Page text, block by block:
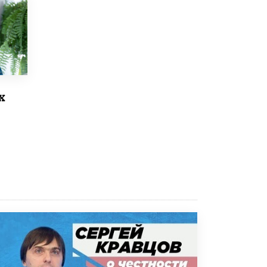
«Сколково» и ГК «Просвещение»
анонсировали запуск акселератора
технологических решений для всех
уровней образования
8 ИЮНЯ / ЧТО ПРОИСХОДИТ?